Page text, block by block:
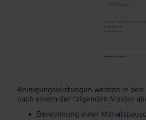
Reinigungsleistungen werden in den
nach einem der folgenden Muster
Berechnung einer